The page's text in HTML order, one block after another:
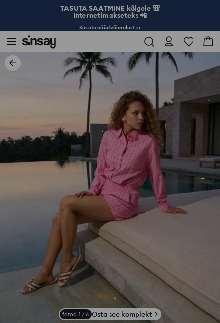
TASUTA SAATMINE kõigele 🎒
Internetimakseteks 📲
Kasuta nüüd võimalust >>
fotod 1 / 6 Osta see komplekt